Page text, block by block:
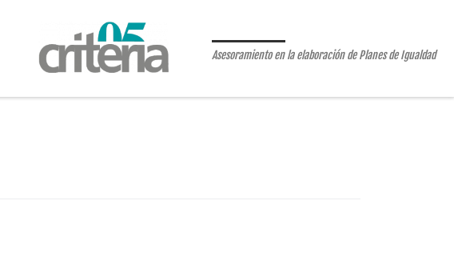
Asesoramiento en la elaboración de Planes de Igualdad